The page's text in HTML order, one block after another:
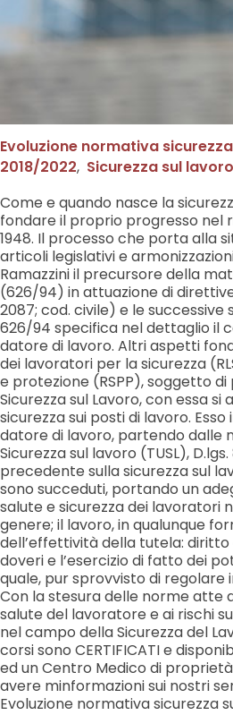
Evoluzione normativa
2018/2022, Sicurezza sul lavoro
Come e quando nasce la
fondare il proprio progresso nel
1948. Il processo che porta alla
articoli legislativi e
Ramazzini il precursore della
(626/94) in attuazione di
2087; cod. civile) e le successive
626/94 specifica nel dettaglio il
datore di lavoro. Altri aspetti
dei lavoratori per la sicurezza
e protezione (RSPP), soggetto
Sicurezza sul Lavoro, con essa
sicurezza sui posti di lavoro.
datore di lavoro, partendo dalle
Sicurezza sul lavoro (TUSL),
precedente sulla sicurezza sul
sono succeduti, portando un
salute e sicurezza dei lavoratori
genere; il lavoro, in qualunque
dell’effettività della tutela:
doveri e l’esercizio di fatto dei
quale, pur sprovvisto di regolare
Con la stesura delle norme atte
salute del lavoratore e ai rischi
nel campo della Sicurezza del
corsi sono CERTIFICATI e
ed un Centro Medico di
avere minformazioni sui nostri
Evoluzione normativa sicurezza